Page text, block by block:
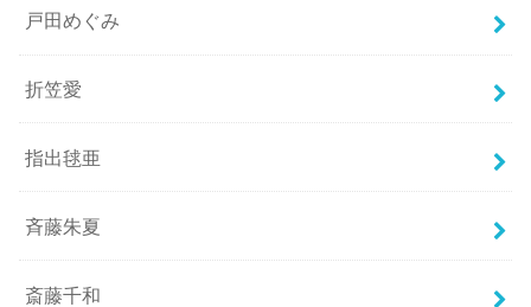
戸田めぐみ
折笠愛
指出毬亜
斉藤朱夏
斎藤千和